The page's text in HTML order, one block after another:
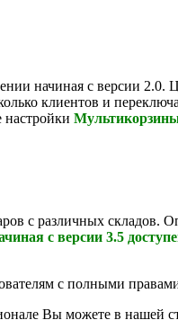
начиная с версии 2.0.
клиентов и
с различных складов.
с версии 3.5
с полными
Вы можете в нашей